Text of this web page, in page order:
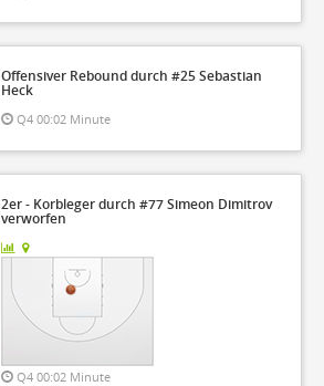
Offensiver Rebound durch #25 Sebastian
Heck
Q4 00:02 Minute
2er - Korbleger durch #77 Simeon Dimitrov
verworfen
Q4 00:02 Minute